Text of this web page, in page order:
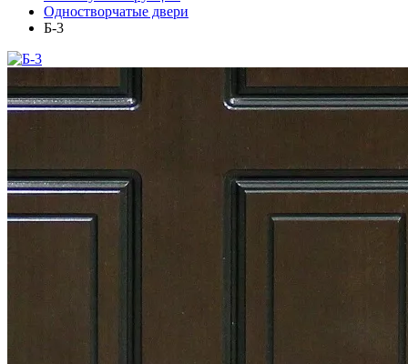
Одностворчатые двери
Б-3